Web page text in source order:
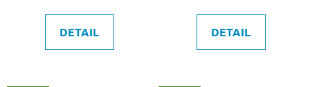
DETAIL DETAIL